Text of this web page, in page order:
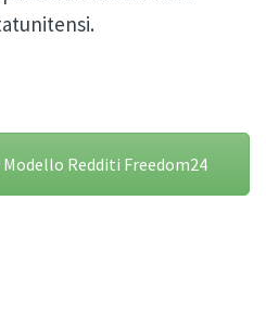
Redditi Freedom24